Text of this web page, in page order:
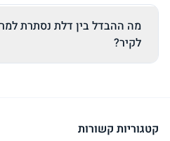
מה ההבדל בין דלת נסתרת
לקיר?
קטגוריות קשורות